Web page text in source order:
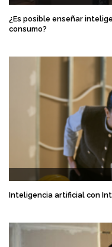
¿Es posible enseñar
consumo?
Inteligencia artificial con